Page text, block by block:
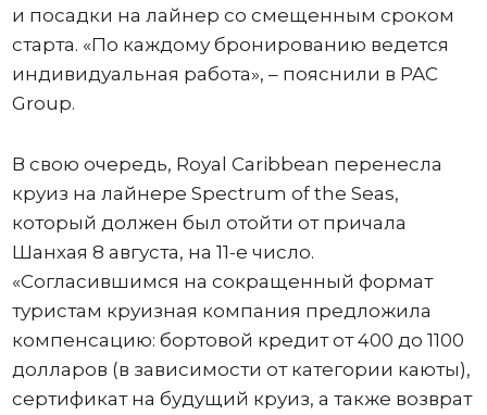
и посадки на лайнер со смещенным сроком
старта. «По каждому бронированию ведется
индивидуальная работа», – пояснили в PAC
Group.
В свою очередь, Royal Caribbean перенесла
круиз на лайнере Spectrum of the Seas,
который должен был отойти от причала
Шанхая 8 августа, на 11-е число.
«Согласившимся на сокращенный формат
туристам круизная компания предложила
компенсацию: бортовой кредит от 400 до 1100
долларов (в зависимости от категории каюты),
сертификат на будущий круиз, а также возврат